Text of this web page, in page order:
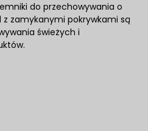
do przechowywania o
zamykanymi pokrywkami są
świeżych i